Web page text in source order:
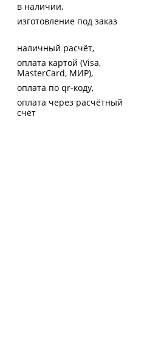
в наличии
изготовление под заказ
наличный расчёт
оплата картой (Visa,
MasterCard, МИР)
оплата по qr-коду
оплата через расчётный
счёт